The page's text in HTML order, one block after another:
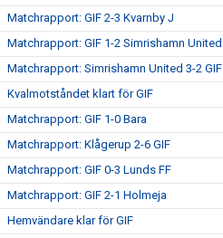
Matchrapport: GIF 2-3 Kvarnby J
Matchrapport: GIF 1-2 Simrishamn United
Matchrapport: Simrishamn United 3-2 GIF
Kvalmotståndet klart för GIF
Matchrapport: GIF 1-0 Bara
Matchrapport: Klågerup 2-6 GIF
Matchrapport: GIF 0-3 Lunds FF
Matchrapport: GIF 2-1 Holmeja
Hemvändare klar för GIF